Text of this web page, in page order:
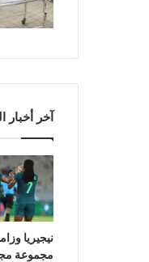
آخر أخبار
نيجيريا
مجموعة